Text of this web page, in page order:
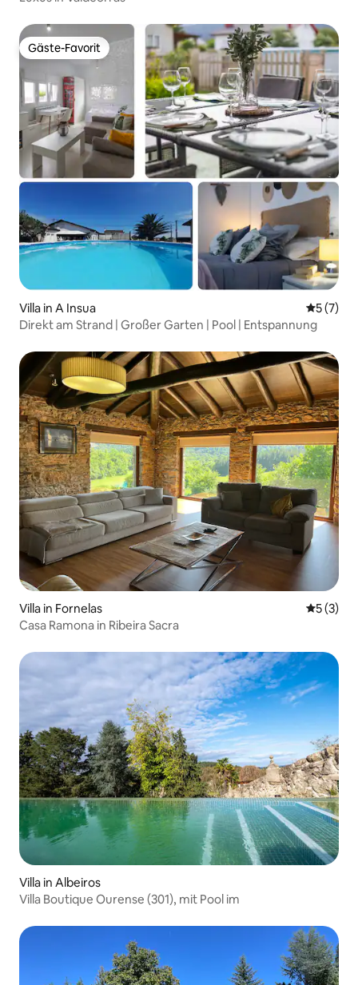
Gäste-Favorit
Gäste-Favorit
Villa in A Insua
5 (7)
Direkt am Strand | Großer Garten | Pool | Entspannung
Villa in Fornelas
5 (3)
Casa Ramona in Ribeira Sacra
Villa in Albeiros
Villa Boutique Ourense (301), mit Pool im